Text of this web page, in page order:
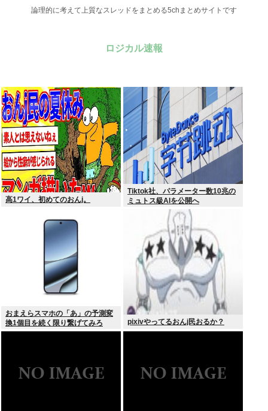
論理的に考えて上質なスレッドをまとめる5chまとめサイトです
ロジカル速報
高1ワイ、初めてのおんj。
Tiktok社、パラメーター数10兆の
ミュトス級AIを公開へ
おまえらスマホの「あ」の予測変
換1個目を続く限り繋げてみろ
www
pixivやってるおんj民おるか？